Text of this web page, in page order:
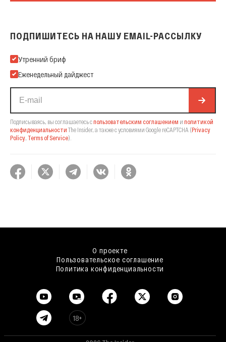
ПОДПИШИТЕСЬ НА НАШУ EMAIL-РАССЫЛКУ
Подпишитесь на нашу Email-рассылку
Утренний бриф
Еженедельный дайджест
Подписываясь, вы соглашаетесь спользовательским соглашением и политикой
конфиденциальности The Insider, а также с условиями Google reCAPTCHA (Privacy
Policy, Terms of Service).
О проекте
Пользовательское соглашение
Политика конфиденциальности
18+